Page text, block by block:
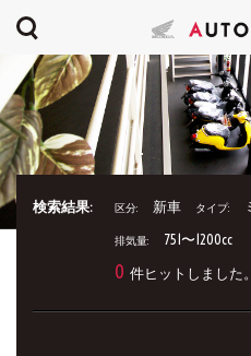
検索結果: 区分: 新車 タイプ:
排気量: 751〜1200cc
0 件ヒットしました。